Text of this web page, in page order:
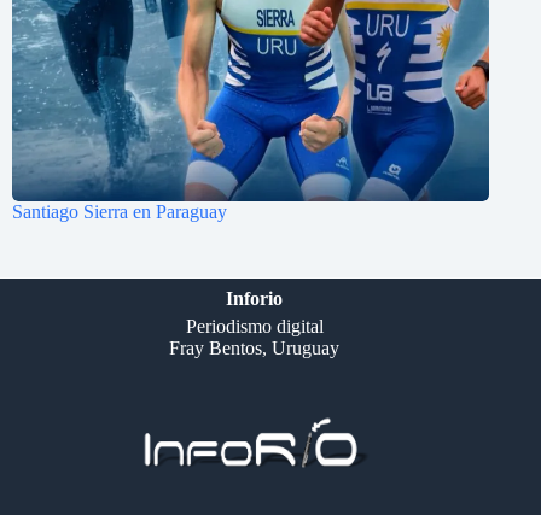
Santiago Sierra en Paraguay
Inforio
Periodismo digital
Fray Bentos, Uruguay